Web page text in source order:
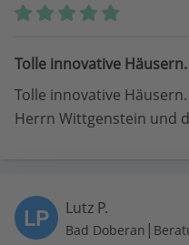
Tolle innovative
Tolle innovative
Herrn Wittgenstein und
LP Lutz P.
Bad Doberan |